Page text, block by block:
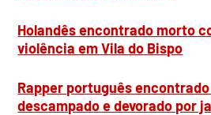
Holandês encontrado morto
violência em Vila do Bispo
Rapper português
descampado e devorado por